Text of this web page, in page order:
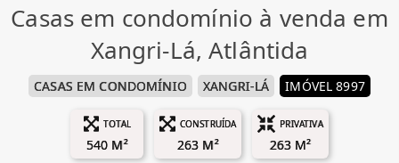
Casas em condomínio à venda em
Xangri-Lá, Atlântida
CASAS EM CONDOMÍNIO XANGRI-LÁ IMÓVEL 8997
TOTAL
540 M²
CONSTRUÍDA
263 M²
PRIVATIVA
263 M²